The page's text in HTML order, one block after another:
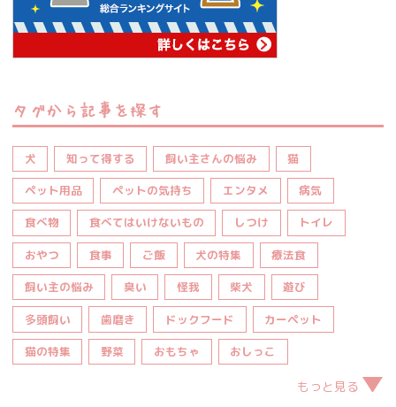
タグから記事を探す
犬 知って得する 飼い主さんの悩み 猫
ペット用品 ペットの気持ち エンタメ 病気
食べ物 食べてはいけないもの しつけ トイレ
おやつ 食事 ご飯 犬の特集 療法食
飼い主の悩み 臭い 怪我 柴犬 遊び
多頭飼い 歯磨き ドックフード カーペット
猫の特集 野菜 おもちゃ おしっこ
もっと見る